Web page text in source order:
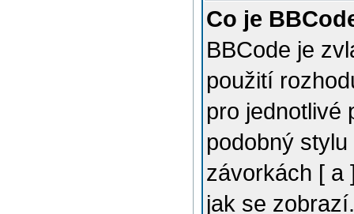
Co je
BBCode je
použití
pro jednotlivé
podobný
závorkách [ a
jak se